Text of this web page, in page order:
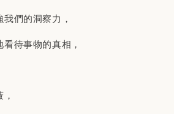
們的洞察力，
待事物的真相，